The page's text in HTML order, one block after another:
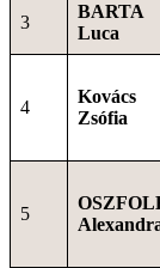
3
BARTA
Luca
4
Kovács
Zsófia
5